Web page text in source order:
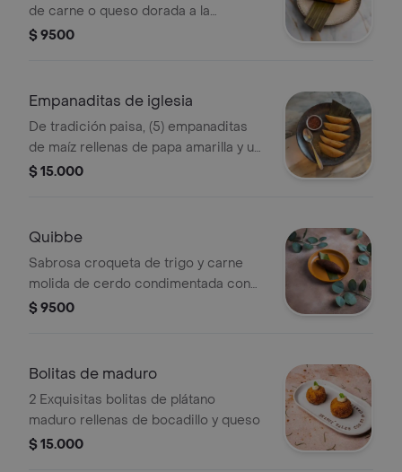
de carne o queso dorada a la
perfección
$ 9500
Empanaditas de iglesia
De tradición paisa, (5) empanaditas
de maíz rellenas de papa amarilla y un
toque especial de cerdo ahumado
$ 15.000
Quibbe
Sabrosa croqueta de trigo y carne
molida de cerdo condimentada con
especias aromáticas
$ 9500
Bolitas de maduro
2 Exquisitas bolitas de plátano
maduro rellenas de bocadillo y queso
$ 15.000